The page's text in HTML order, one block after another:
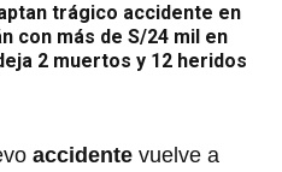
trágico accidente en
con más de S/24 mil en
2 muertos y 12 heridos
accidente vuelve a